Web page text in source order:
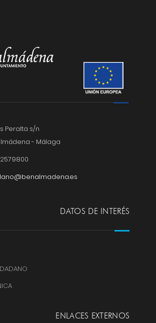
Peralta s/n
- Málaga
DATOS DE INTERÉS
ENLACES EXTERNOS